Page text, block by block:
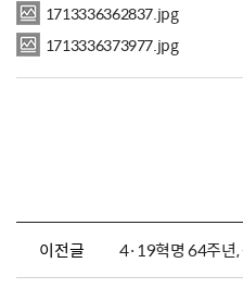
1713336362837.jpg
1713336373977.jpg
이전글